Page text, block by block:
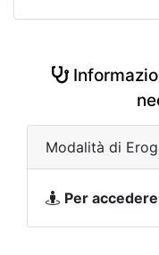
Modalità di
Per